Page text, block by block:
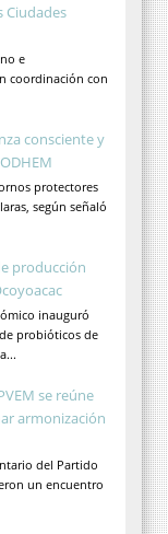
Ciudades
e
coordinación con
consciente y
protectores
según señaló
producción
inauguró
probióticos de
se reúne
armonización
del Partido
un encuentro